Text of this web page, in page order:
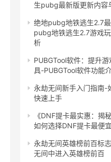
生pubg最新版更新内容
绝地pubg地铁逃生2.7
pubg地铁逃生2.7游戏
析
PUBGTool软件：提升
具-PUBGTool软件功能
永劫无间新手入门指南-
快速上手
《DNF提卡最实惠：揭
如何选择DNF提卡最便
永劫无间英雄榜前百标
无间中进入英雄榜前百